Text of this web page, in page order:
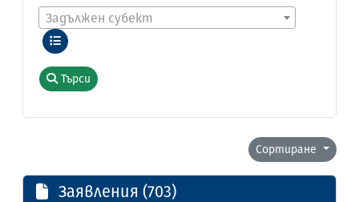
Задължен субект
Търси
Сортиране
Заявления (703)